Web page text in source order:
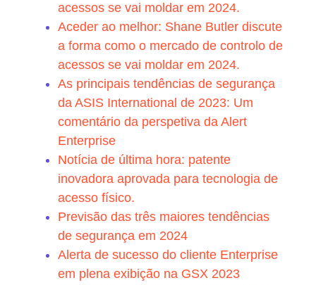
acessos se vai moldar em 2024.
Aceder ao melhor: Shane Butler discute
a forma como o mercado de controlo de
acessos se vai moldar em 2024.
As principais tendências de segurança
da ASIS International de 2023: Um
comentário da perspetiva da Alert
Enterprise
Notícia de última hora: patente
inovadora aprovada para tecnologia de
acesso físico.
Previsão das três maiores tendências
de segurança em 2024
Alerta de sucesso do cliente Enterprise
em plena exibição na GSX 2023